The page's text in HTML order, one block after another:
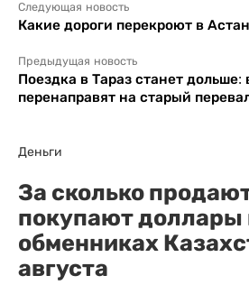
Следующая новость
Какие дороги перекроют в
Предыдущая новость
Поездка в Тараз станет дольше:
перенаправят на старый
Деньги
За сколько
покупают доллары
обменниках
августа